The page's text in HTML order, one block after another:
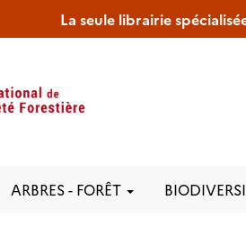
La seule librairie
ARBRES - FORÊT